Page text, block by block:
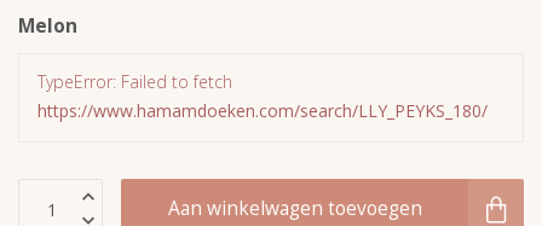
Melon
TypeError: Failed to fetch
https://www.hamamdoeken.com/search/LLY_PEYKS_180/
Aan winkelwagen toevoegen